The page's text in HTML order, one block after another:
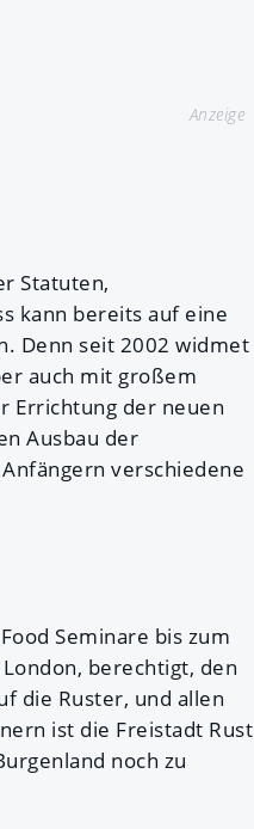
Anzeige
Statuten,
kann bereits auf eine
Denn seit 2002 widmet
auch mit großem
Errichtung der neuen
Ausbau der
verschiedene
Seminare bis zum
berechtigt, den
die Ruster, und allen
ist die Freistadt Rust
noch zu